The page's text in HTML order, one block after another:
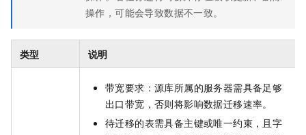
操作，可能会导致数据不一致。
类型 说明
带宽要求：源库所属的服务器需具备足够
出口带宽，否则将影响数据迁移速率。
待迁移的表需具备主键或唯一约束，且字